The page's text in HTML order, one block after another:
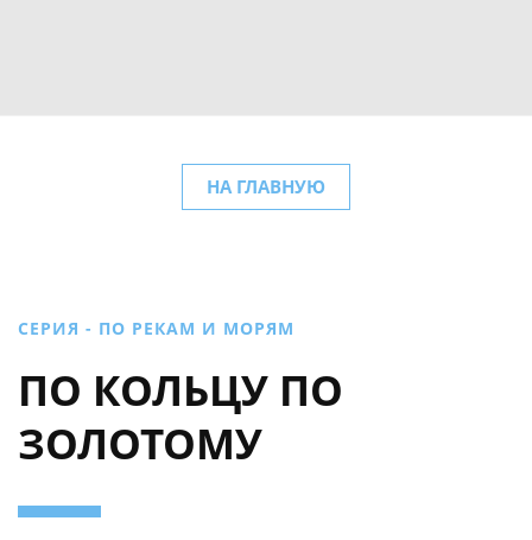
НА ГЛАВНУЮ
СЕРИЯ - ПО РЕКАМ И МОРЯМ
ПО КОЛЬЦУ ПО
ЗОЛОТОМУ